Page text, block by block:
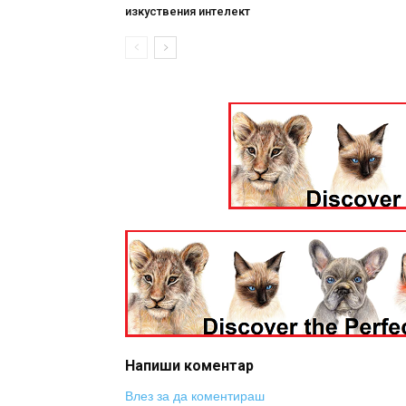
изкуствения интелект
Напиши коментар
Влез за да коментираш